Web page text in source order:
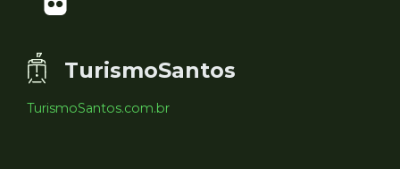
TurismoSantos
TurismoSantos.com.br